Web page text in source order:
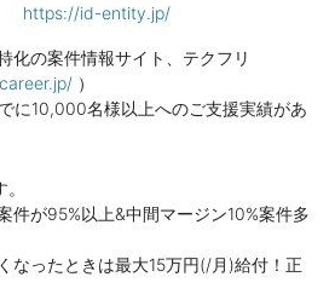
https://id-entity.jp/
化の案件情報サイト、テクフリ
）
に10,000名様以上へのご支援実績があ
件が95%以上&中間マージン10%案件多
なったときは最大15万円(/月)給付！正